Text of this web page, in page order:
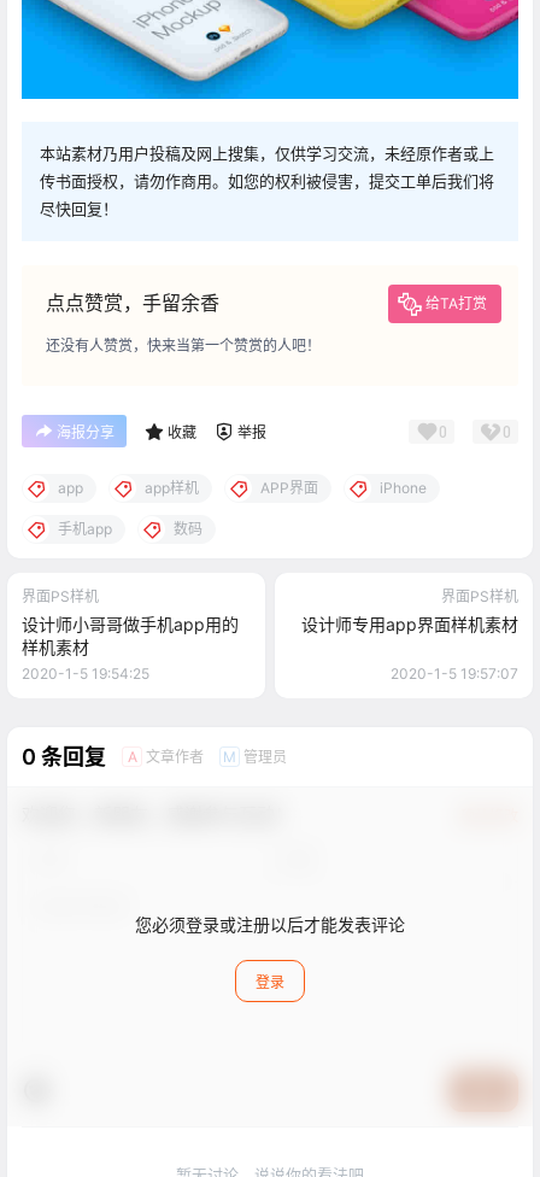
本站素材乃用户投稿及网上搜集，仅供学习交流，未经原作者或上
传书面授权，请勿作商用。如您的权利被侵害，提交工单后我们将
尽快回复！
点点赞赏，手留余香 给TA打赏
还没有人赞赏，快来当第一个赞赏的人吧！
海报分享 收藏 举报 0 0
app app样机 APP界面 iPhone
手机app 数码
界面PS样机
设计师小哥哥做手机app用的
样机素材
2020-1-5 19:54:25
界面PS样机
设计师专用app界面样机素材
2020-1-5 19:57:07
0 条回复 A 文章作者 M 管理员
您必须登录或注册以后才能发表评论
登录